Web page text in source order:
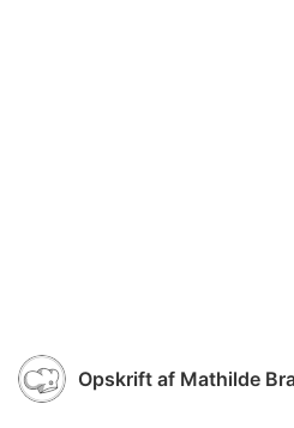
Opskrift af Mathilde